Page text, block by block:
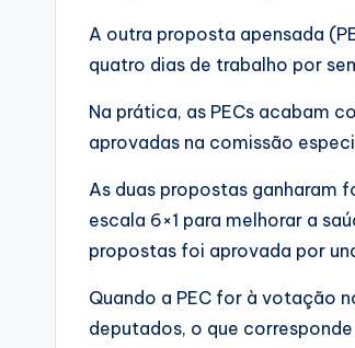
A outra proposta apensada
quatro dias de trabalho por
Na prática, as PECs acabam
aprovadas na comissão
As duas propostas ganharam
escala 6×1 para melhorar a
propostas foi aprovada por
Quando a PEC for à votação
deputados, o que